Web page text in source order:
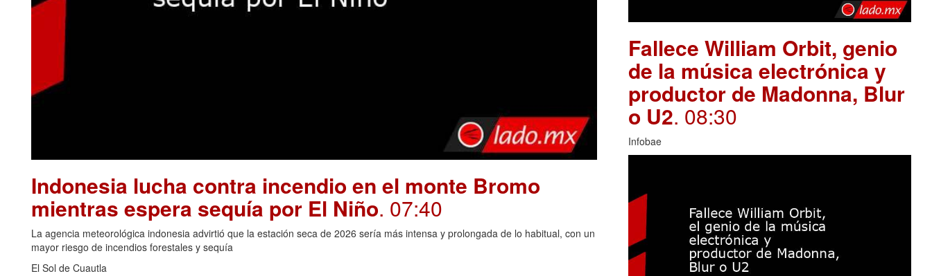
Indonesia lucha contra incendio en el monte Bromo
mientras espera sequía por El Niño. 07:40
La agencia meteorológica indonesia advirtió que la estación seca de 2026 sería más intensa y prolongada de lo habitual, con un
mayor riesgo de incendios forestales y sequía
El Sol de Cuautla
Fallece William Orbit, genio
de la música electrónica y
productor de Madonna, Blur
o U2. 08:30
Infobae